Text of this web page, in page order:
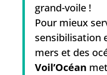
grand-voile !
Pour mieux
sensibilisation
mers et des
Voil’Océan